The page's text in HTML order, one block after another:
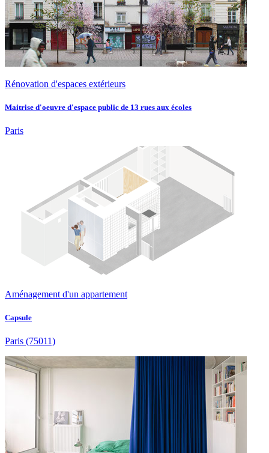
Rénovation d'espaces extérieurs
Maitrise d'oeuvre d'espace public de 13 rues aux écoles
Paris
Aménagement d'un appartement
Capsule
Paris (75011)